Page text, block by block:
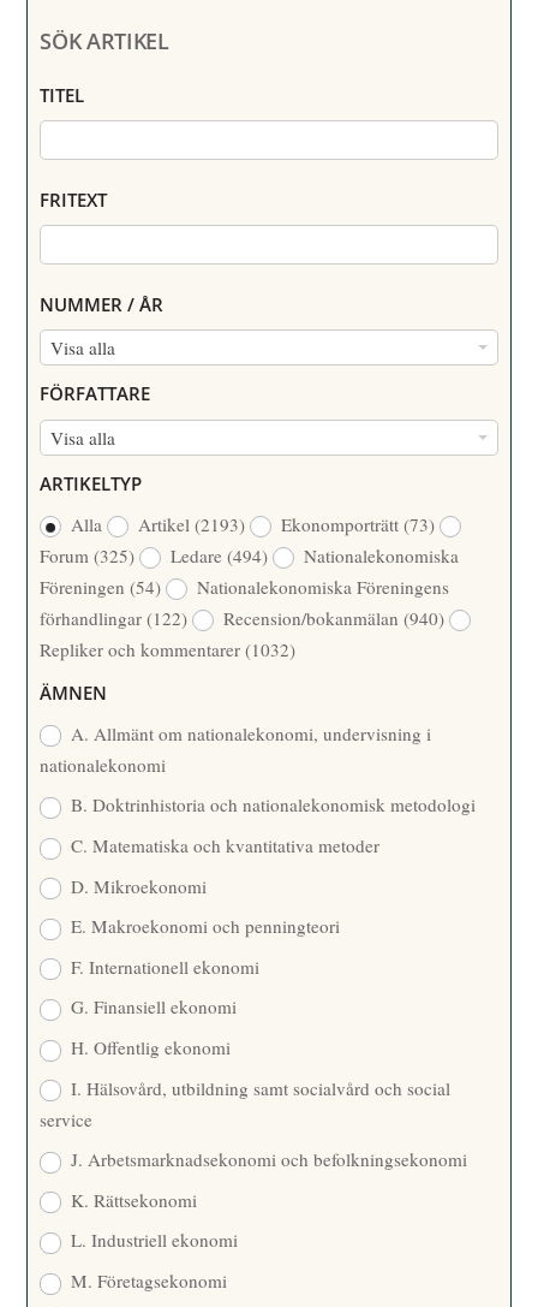
SÖK ARTIKEL
TITEL
FRITEXT
NUMMER / ÅR
Visa alla
N
M
M
/
Å
R
FÖRFATTARE
Visa alla
R
F
A
T
T
A
R
ARTIKELTYP
Alla
Artikel(2193) Ekonomporträtt(73)
Forum(325) Ledare(494)
Nationalekonomiska
Föreningen(54)
Nationalekonomiska Föreningens
förhandlingar(122) Recension/bokanmälan(940)
Repliker och kommentarer(1032)
ÄMNEN
A. Allmänt om nationalekonomi, undervisning i
nationalekonomi
B. Doktrinhistoria och nationalekonomisk metodologi
C. Matematiska och kvantitativa metoder
D. Mikroekonomi
E. Makroekonomi och penningteori
F. Internationell ekonomi
G. Finansiell ekonomi
H. Offentlig ekonomi
I. Hälsovård, utbildning samt socialvård och social
service
J. Arbetsmarknadsekonomi och befolkningsekonomi
K. Rättsekonomi
L. Industriell ekonomi
M. Företagsekonomi